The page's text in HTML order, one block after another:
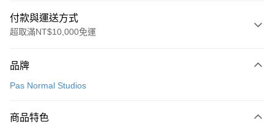
付款與運送方式
超取滿NT$10,000免運
信用卡一次付款
LINE Pay
品牌
Pas Normal Studios
商品特色